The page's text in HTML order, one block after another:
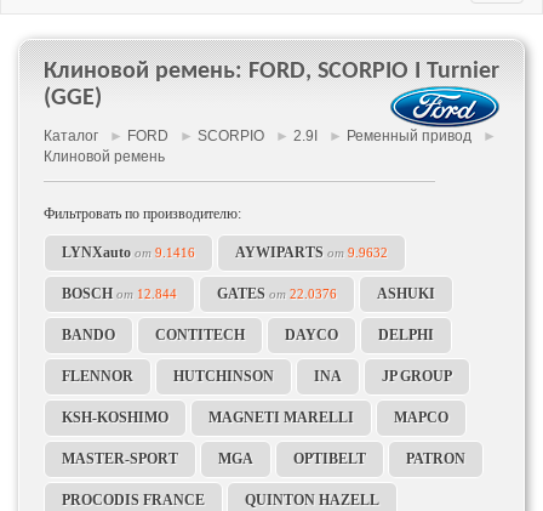
Клиновой ремень: FORD, SCORPIO I Turnier
(GGE)
Каталог ► FORD ► SCORPIO ► 2.9I ► Ременный привод ►
Клиновой ремень
Фильтровать по производителю:
LYNXauto от 9.1416 AYWIPARTS от 9.9632
BOSCHот 12.844 GATES от 22.0376 ASHUKI
BANDO CONTITECH DAYCO DELPHI
FLENNOR HUTCHINSON INA JP GROUP
KSH-KOSHIMO MAGNETI MARELLI MAPCO
MASTER-SPORT MGA OPTIBELT PATRON
PROCODIS FRANCE QUINTON HAZELL